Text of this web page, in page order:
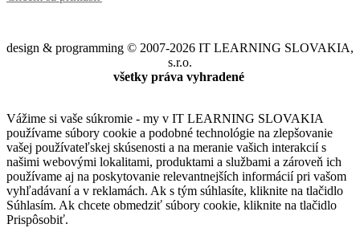
design & programming © 2007-2026 IT LEARNING SLOVAKIA,
s.r.o.
všetky práva vyhradené
Vážime si vaše súkromie - my v IT LEARNING SLOVAKIA
používame súbory cookie a podobné technológie na zlepšovanie
vašej používateľskej skúsenosti a na meranie vašich interakcií s
našimi webovými lokalitami, produktami a službami a zároveň ich
používame aj na poskytovanie relevantnejších informácií pri vašom
vyhľadávaní a v reklamách. Ak s tým súhlasíte, kliknite na tlačidlo
Súhlasím. Ak chcete obmedziť súbory cookie, kliknite na tlačidlo
Prispôsobiť.